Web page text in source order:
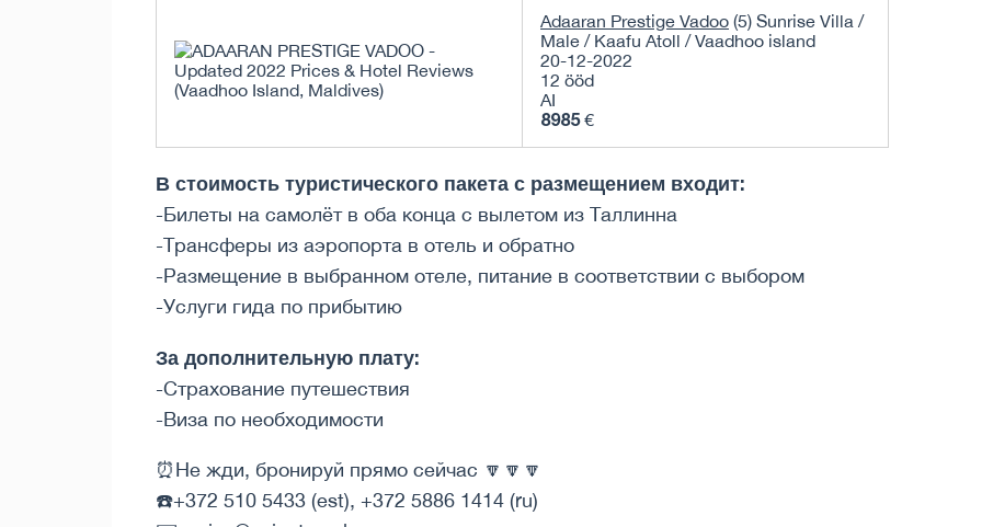
Adaaran Prestige Vadoo (5) Sunrise Villa /
Male / Kaafu Atoll / Vaadhoo island
20-12-2022
12 ööd
AI
8985€
В стоимость туристического пакета с размещением входит:
-Билеты на самолёт в оба конца с вылетом из Таллинна
-Трансферы из аэропорта в отель и обратно
-Размещение в выбранном отеле, питание в соответствии с выбором
-Услуги гида по прибытию
За дополнительную плату:
-Страхование путешествия
-Виза по необходимости
⏰Не жди, бронируй прямо сейчас 🔽🔽🔽
☎️+372 510 5433 (est), +372 5886 1414 (ru)